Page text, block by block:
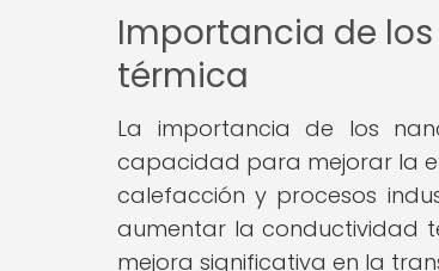
Importancia de
térmica
La importancia de los
capacidad para mejorar la
calefacción y procesos
aumentar la conductividad
mejora significativa en la